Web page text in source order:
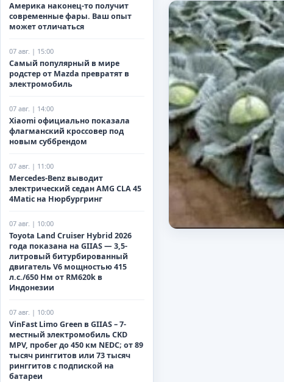
Америка наконец-то получит
современные фары. Ваш опыт
может отличаться
07 авг. | 15:00
Самый популярный в мире
родстер от Mazda превратят в
электромобиль
07 авг. | 14:00
Xiaomi официально показала
флагманский кроссовер под
новым суббрендом
07 авг. | 11:00
Mercedes-Benz выводит
электрический седан AMG CLA 45
4Matic на Нюрбургринг
07 авг. | 10:00
Toyota Land Cruiser Hybrid 2026
года показана на GIIAS — 3,5-
литровый битурбированный
двигатель V6 мощностью 415
л.с./650 Нм от RM620k в
Индонезии
07 авг. | 10:00
VinFast Limo Green в GIIAS – 7-
местный электромобиль CKD
MPV, пробег до 450 км NEDC; от 89
тысяч ринггитов или 73 тысяч
ринггитов с подпиской на
батареи